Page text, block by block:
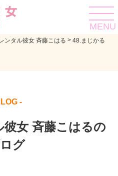
toggle
MENU
ンタル彼女 斉藤こはる > 48.まじかる
-
女 斉藤こはるの
グ